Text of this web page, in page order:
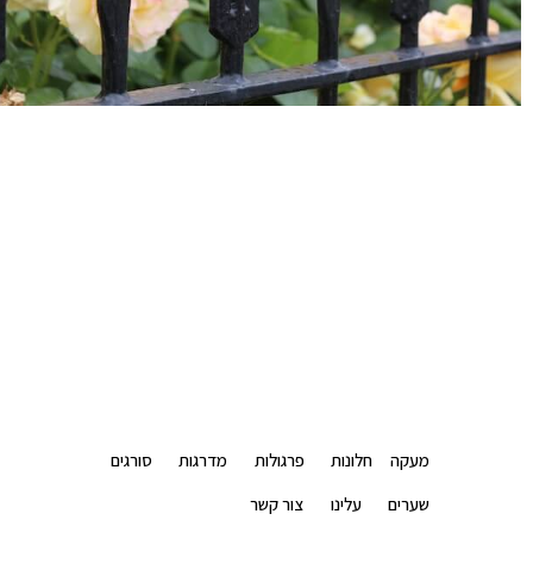
מעקה חלונות פרגולות מדרגות
סורגים
שערים
עלינו צור קשר